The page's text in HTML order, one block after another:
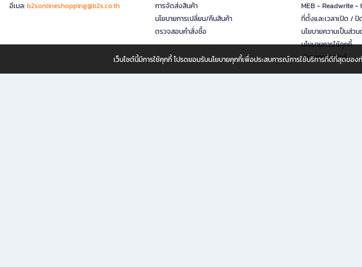
อีเมล:b2sonlineshopping@b2s.co.th
การจัดส่งสินค้า
นโยบายการเปลี่ยน/คืนสินค้า
ตรวจสอบคำสั่งซื้อ
MEB - Readwrite -
ที่ตั้งและเวลาเปิด / ปิ
นโยบายความเป็นส่วน
นโยบายการใช้คุกกี้
นักลงทุนสัมพันธ์
เว็บไซต์นี้มีการใช้คุกกี้ โปรดยอมรับนโยบายคุกกี้เพื่อประสบการณ์การใช้บริการที่ดีที่สุดขอ